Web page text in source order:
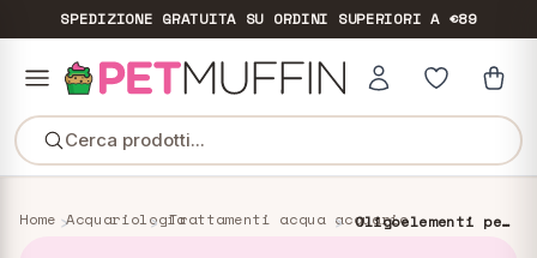
SPEDIZIONE GRATUITASU ORDINI SUPERIORI A €89
Cerca prodotti...
Home AcquariologiaTrattamenti acqua acquario Oligoelementi per Acquario